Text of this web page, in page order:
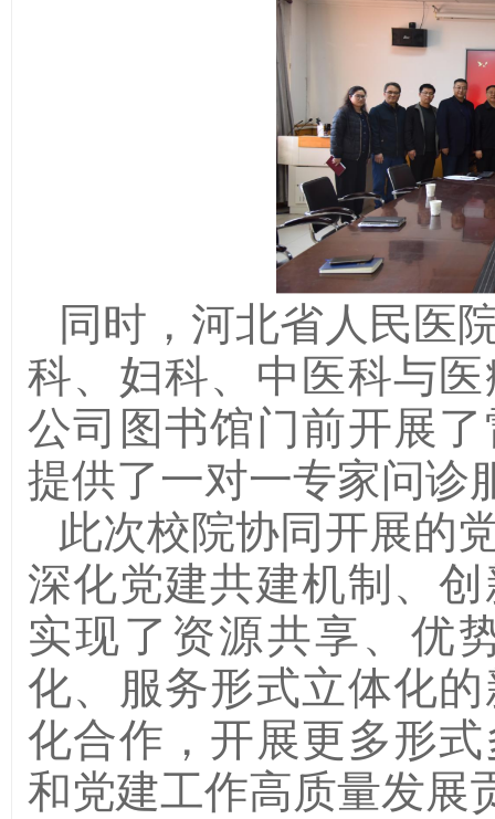
同时，河北省人民医
科、妇科、中医科与
公司图书馆门前开展
提供了一对一专家问诊
此次校院协同开展的
深化党建共建机制、
实现了资源共享、优
化、服务形式立体化
化合作，开展更多形
和党建工作高质量发展